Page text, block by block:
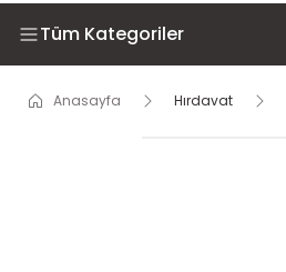
Tüm Kategoriler
Anasayfa Hırdavat